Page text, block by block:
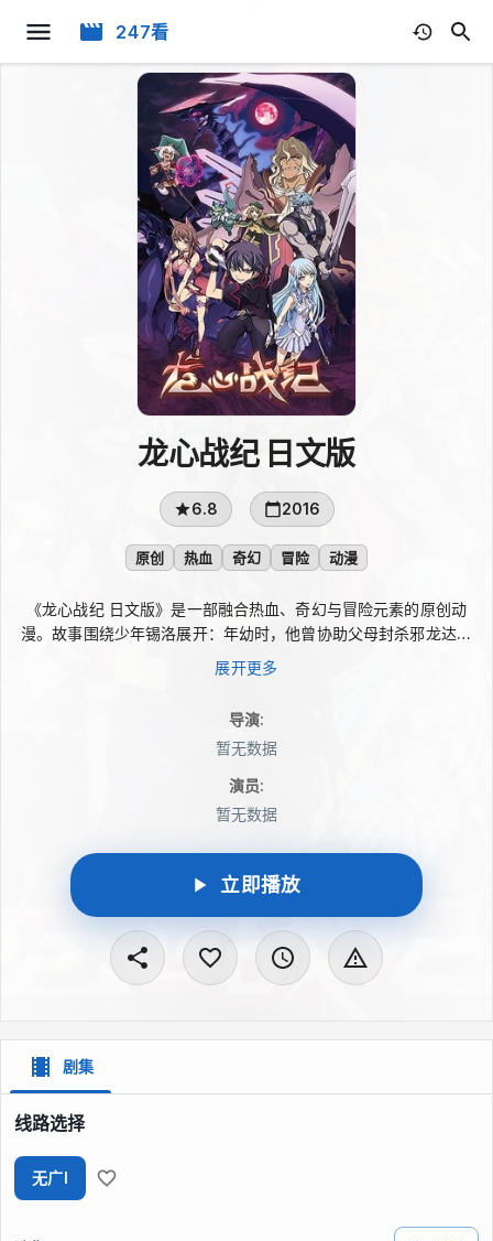
247看
龙心战纪 日文版
6.8 2016
原创 热血 奇幻 冒险 动漫
《龙心战纪 日文版》是一部融合热血、奇幻与冒险元素的原创动
漫。故事围绕少年锡洛展开：年幼时，他曾协助父母封杀邪龙达钢
索德，却因遭人暗算导致行动失败。危急关头，父亲以生命守护锡
洛，使他得以活下来。多年后，已经成长的锡洛带着旧日伤痛与执
展开更多
导演:
暂无数据
演员:
暂无数据
立即播放
剧集
线路选择
无广I